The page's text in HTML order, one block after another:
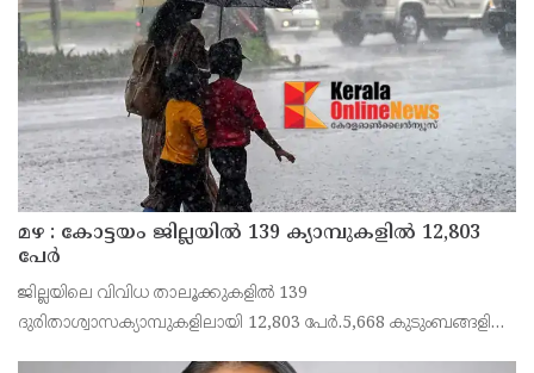
ജലം തുറന്നുവിടുന്ന ചടങ്ങിൽ തമിഴ്ന
മഴ : കോട്ടയം ജില്ലയിൽ 139 ക്യാമ്പുകളിൽ 12,803
പേര്‍
ജില്ലയിലെ വിവിധ താലൂക്കുകളിൽ 139
ദുരിതാശ്വാസക്യാമ്പുകളിലായി 12,803 പേർ.5,668 കുടുംബങ്ങളിൽ